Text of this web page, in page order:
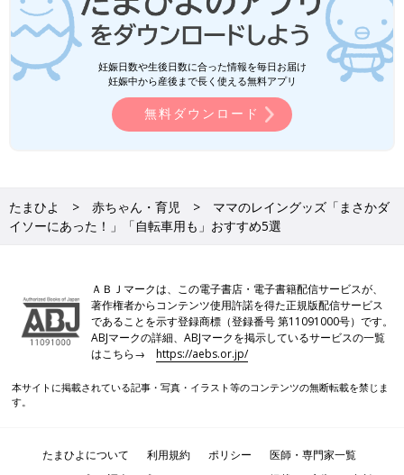
すね♪
Amazonで見る
楽天市場で見る
雨の日は大人憂鬱、子どもはルンルン！
ー兼漫画家としても活躍中です。よしもと芸
人・イラスト業・ママと毎日大忙しの大貫さん
欲しくなっちゃいますよね！梅雨の時期がいつ来てもいいよう
に、早めの準備がおすすめですよ♪ 気になるアイテムがあれば、
ぜひチェックしてみてくださいね。
(文・水川ちさ)
※記事内容でご紹介している投稿、リンク先は、削除される場合
があります。あらかじめご了承ください。
妊娠日数や生後日数に合った情報を毎日お届け
妊娠中から産後まで長く使える無料アプリ
無料ダウンロード
たまひよ 赤ちゃん・育児
ママのレイングッズ「まさかダ
イソーにあった！」「自転車用も」おすすめ5選
ＡＢＪマークは、この電子書店・電子書籍配信サービスが、
著作権者からコンテンツ使用許諾を得た正規版配信サービス
であることを示す登録商標（登録番号 第11091000号）です。
ABJマークの詳細、ABJマークを掲示しているサービスの一覧
はこちら→https://aebs.or.jp/
本サイトに掲載されている記事・写真・イラスト等のコンテンツの無断転載を禁じま
す。
たまひよについて 利用規約 ポリシー
医師・専門家一覧